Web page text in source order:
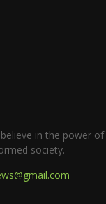
in the power
society.